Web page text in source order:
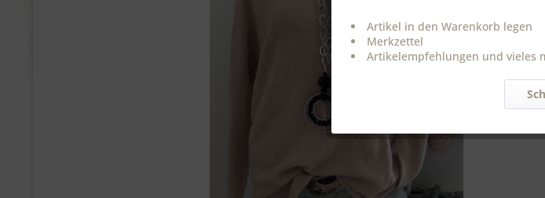
Artikel in den Warenkorb legen
Merkzettel
Artikelempfehlungen und vieles